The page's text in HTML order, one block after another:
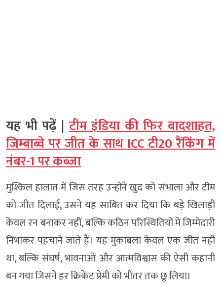
यह भी पढ़ें |टीम इंडिया की फिर बादशाहत,
जिम्बाब्वे पर जीत के साथ ICC टी20 रैंकिंग में
नंबर-1 पर कब्जा
मुश्किल हालात में जिस तरह उन्होंने खुद को संभाला और टीम
को जीत दिलाई, उसने यह साबित कर दिया कि बड़े खिलाड़ी
केवल रन बनाकर नहीं, बल्कि कठिन परिस्थितियों में जिम्मेदारी
निभाकर पहचाने जाते हैं। यह मुकाबला केवल एक जीत नहीं
था, बल्कि संघर्ष, भावनाओं और आत्मविश्वास की ऐसी कहानी
बन गया जिसने हर क्रिकेट प्रेमी को भीतर तक छू लिया।